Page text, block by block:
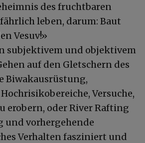
des fruchtbaren
leben, darum: Baut
Vesuv!»
subjektivem und objektivem
auf den Gletschern des
Biwakausrüstung,
Versuche,
erobern, oder River Rafting
und vorhergehende
Verhalten fasziniert und